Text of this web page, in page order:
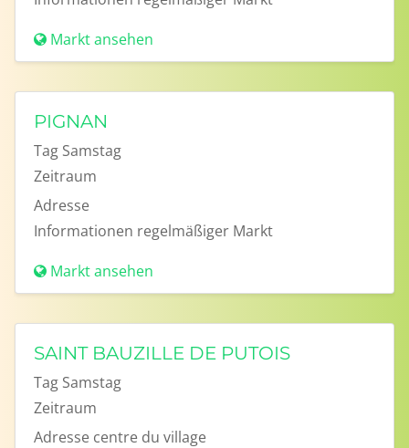
Markt ansehen
PIGNAN
Tag Samstag
Zeitraum
Adresse
Informationen regelmäßiger Markt
Markt ansehen
SAINT BAUZILLE DE PUTOIS
Tag Samstag
Zeitraum
Adresse centre du village